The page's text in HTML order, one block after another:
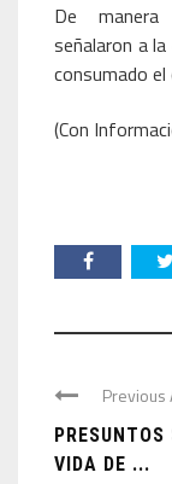
De
señalaron a
consumado el
(Con
Previous
VIDA DE ...